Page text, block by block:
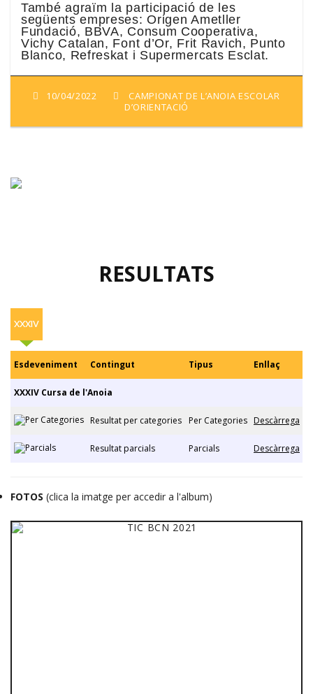
També agraïm la participació de les
següents empreses: Origen Ametller
Fundació, BBVA, Consum Cooperativa,
Vichy Catalan, Font d’Or, Frit Ravich, Punto
Blanco, Refreskat i Supermercats Esclat.
10/04/2022
CAMPIONAT DE L’ANOIA ESCOLAR
D’ORIENTACIÓ
RESULTATS
XXXIV
Esdeveniment Contingut Tipus Enllaç
XXXIV Cursa de l'Anoia
Resultat per categories Per Categories Descàrrega
Resultat parcials Parcials Descàrrega
FOTOS (clica la imatge per accedir a l'album)